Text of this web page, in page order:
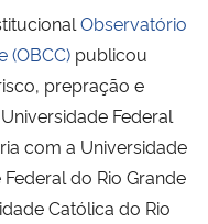
Humanos
Observatório
(OBCC) publicou
prepração e
Federal
com a Universidade
do Rio Grande
Católica do Rio